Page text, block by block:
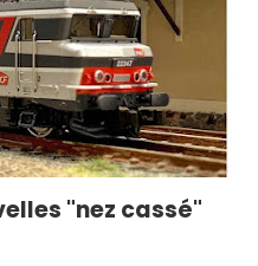
"nez cassé"